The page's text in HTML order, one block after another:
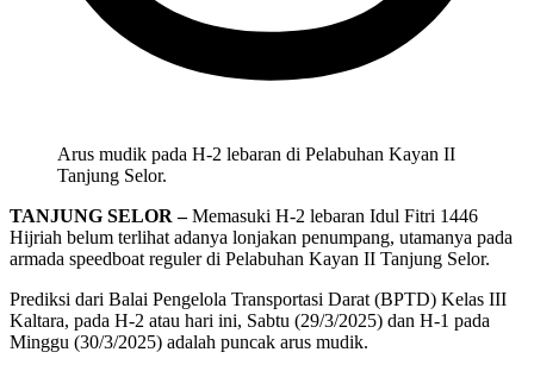
Arus mudik pada H-2 lebaran di Pelabuhan Kayan II
Tanjung Selor.
TANJUNG SELOR –Memasuki H-2 lebaran Idul Fitri 1446
Hijriah belum terlihat adanya lonjakan penumpang, utamanya pada
armada speedboat reguler di Pelabuhan Kayan II Tanjung Selor.
Prediksi dari Balai Pengelola Transportasi Darat (BPTD) Kelas III
Kaltara, pada H-2 atau hari ini, Sabtu (29/3/2025) dan H-1 pada
Minggu (30/3/2025) adalah puncak arus mudik.